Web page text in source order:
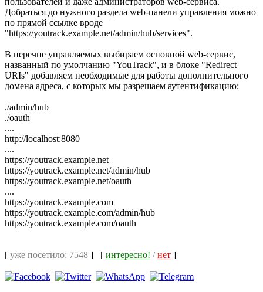
Добраться до нужного раздела web-панели управления можно
по прямой ссылке вроде
"https://youtrack.example.net/admin/hub/services".
В перечне управляемых выбираем основной web-сервис,
названный по умолчанию "YouTrack", и в блоке "Redirect
URIs" добавляем необходимые для работы дополнительного
домена адреса, с которых мы разрешаем аутентификацию:
./admin/hub
./oauth
....
http://localhost:8080
....
https://youtrack.example.net
https://youtrack.example.net/admin/hub
https://youtrack.example.net/oauth
....
https://youtrack.example.com
https://youtrack.example.com/admin/hub
https://youtrack.example.com/oauth
[ уже посетило: 7548 ] [ интересно! /нет ]